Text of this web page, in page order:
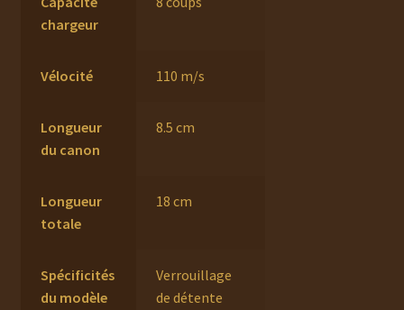
chargeur
Vélocité 110 m/s
Longueur
du canon
8.5 cm
Longueur
totale
18 cm
Spécificités
du modèle
Verrouillage
de détente